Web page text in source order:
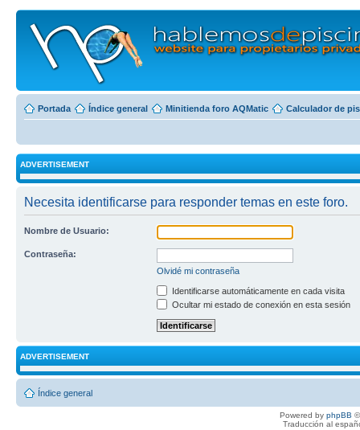
Portada Índice general Minitienda foro AQMatic Calculador de
ADVERTISEMENT
Necesita identificarse para responder temas en este foro.
Nombre de Usuario:
Contraseña:
Olvidé mi contraseña
Identificarse automáticamente en cada visita
Ocultar mi estado de conexión en esta sesión
ADVERTISEMENT
Índice general
Powered by phpBB
Traducción al